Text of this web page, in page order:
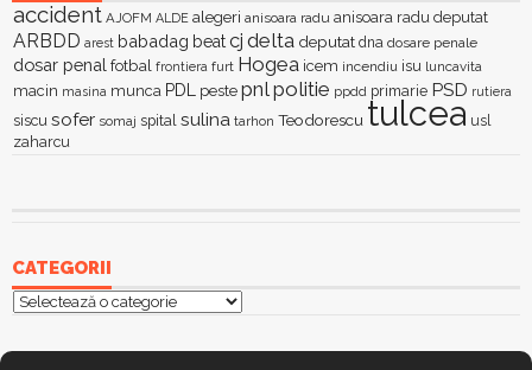
accident AJOFM ALDE alegeri anisoara radu anisoara radu deputat
ARBDD arest babadag beatcj delta deputat dna dosare penale
dosar penal fotbal frontiera furt Hogea icem incendiu isu luncavita
macin masina munca PDL peste pnlpolitie ppdd primarie PSD rutiera
siscu sofer somaj spital sulina tarhon Teodorescu tulcea usl
zaharcu
CATEGORII
Categorii